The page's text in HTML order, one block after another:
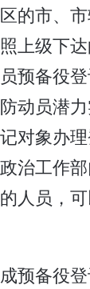
的市、
上级下
预备役
动员潜
对象办
治工作
人员，
预备役登